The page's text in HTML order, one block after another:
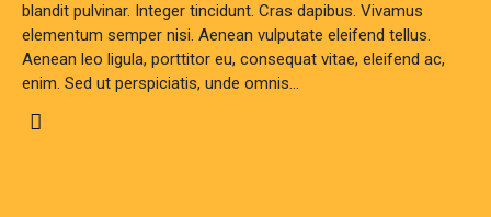
blandit pulvinar. Integer tincidunt. Cras dapibus. Vivamus
elementum semper nisi. Aenean vulputate eleifend tellus.
Aenean leo ligula, porttitor eu, consequat vitae, eleifend ac,
enim. Sed ut perspiciatis, unde omnis…